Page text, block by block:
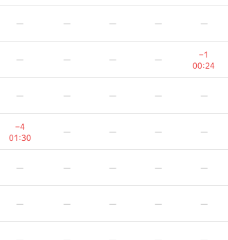
— — — — —
— — — —
−1
00:24
— — — — —
−4
01:30
— — — —
— — — — —
— — — — —